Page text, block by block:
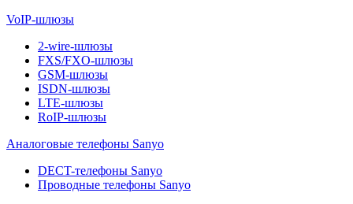
VoIP-шлюзы
2-wire-шлюзы
FXS/FXO-шлюзы
GSM-шлюзы
ISDN-шлюзы
LTE-шлюзы
RoIP-шлюзы
Аналоговые телефоны Sanyo
DECT-телефоны Sanyo
Проводные телефоны Sanyo